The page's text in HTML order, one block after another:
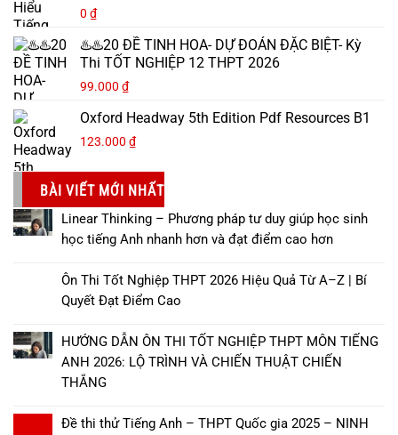
0 ₫
♨️♨️20 ĐỀ TINH HOA- DỰ ĐOÁN ĐẶC BIỆT- Kỳ
Thi TỐT NGHIỆP 12 THPT 2026
99.000 ₫
Oxford Headway 5th Edition Pdf Resources B1
123.000 ₫
BÀI VIẾT MỚI NHẤT
Linear Thinking – Phương pháp tư duy giúp học sinh
học tiếng Anh nhanh hơn và đạt điểm cao hơn
Ôn Thi Tốt Nghiệp THPT 2026 Hiệu Quả Từ A–Z | Bí
Quyết Đạt Điểm Cao
HƯỚNG DẪN ÔN THI TỐT NGHIỆP THPT MÔN TIẾNG
ANH 2026: LỘ TRÌNH VÀ CHIẾN THUẬT CHIẾN
THẮNG
Đề thi thử Tiếng Anh – THPT Quốc gia 2025 – NINH